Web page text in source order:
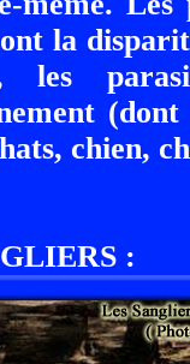
la
les
chien,
: